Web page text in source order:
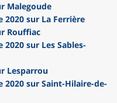
Malegoude
2020 sur La Ferrière
Rouffiac
sur Les Sables-
Lesparrou
2020 sur Saint-Hilaire-de-